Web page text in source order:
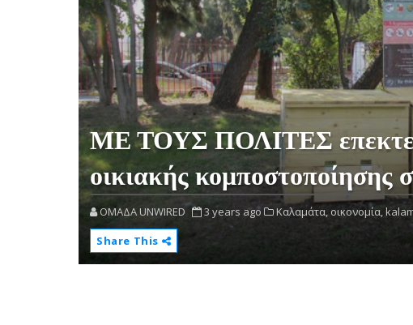
ΜΕ ΤΟΥΣ ΠΟΛΙΤΕΣ
οικιακής
OMAΔΑ UNWIRED 3 years ago Καλαμάτα, οικονομία,
Share This